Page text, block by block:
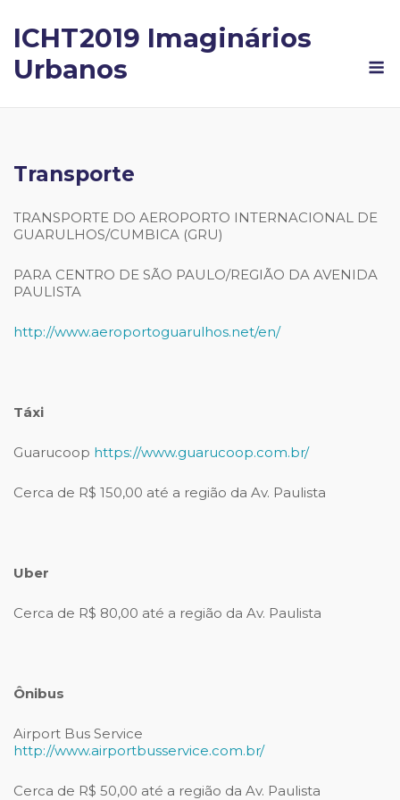
content
ICHT2019 Imaginários
Urbanos
Transporte
TRANSPORTE DO AEROPORTO INTERNACIONAL DE
GUARULHOS/CUMBICA (GRU)
PARA CENTRO DE SÃO PAULO/REGIÃO DA AVENIDA
PAULISTA
http://www.aeroportoguarulhos.net/en/
Táxi
Guarucoop https://www.guarucoop.com.br/
Cerca de R$ 150,00 até a região da Av. Paulista
Uber
Cerca de R$ 80,00 até a região da Av. Paulista
Ônibus
Airport Bus Service
http://www.airportbusservice.com.br/
Cerca de R$ 50,00 até a região da Av. Paulista